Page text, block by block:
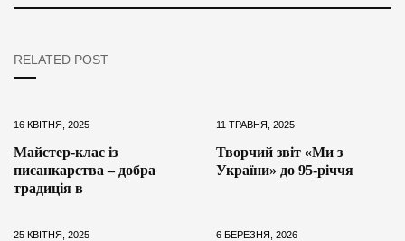
RELATED POST
16 КВІТНЯ, 2025
Майстер-клас із
писанкарства – добра
традиція в
11 ТРАВНЯ, 2025
Творчий звіт «Ми з
України» до 95-річчя
25 КВІТНЯ, 2025 6 БЕРЕЗНЯ, 2026